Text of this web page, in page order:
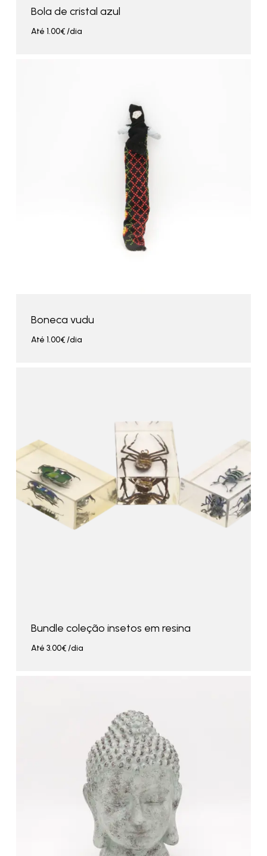
Bola de cristal azul
Até 1.00€/dia
Boneca vudu
Até 1.00€/dia
Bundle coleção insetos em resina
Até 3.00€/dia